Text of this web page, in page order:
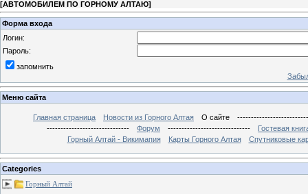
[АВТОМОБИЛЕМ ПО ГОРНОМУ АЛТАЮ]
Форма входа
Логин:
Пароль:
запомнить
Меню сайта
Главная страница Новости из Горного Алтая О сайте
------------------------------
Форум ------------------------------
Гостевая
Горный Алтай - Викимапия
Карты Горного Алтая Спутниковые
Categories
Горный Алтай